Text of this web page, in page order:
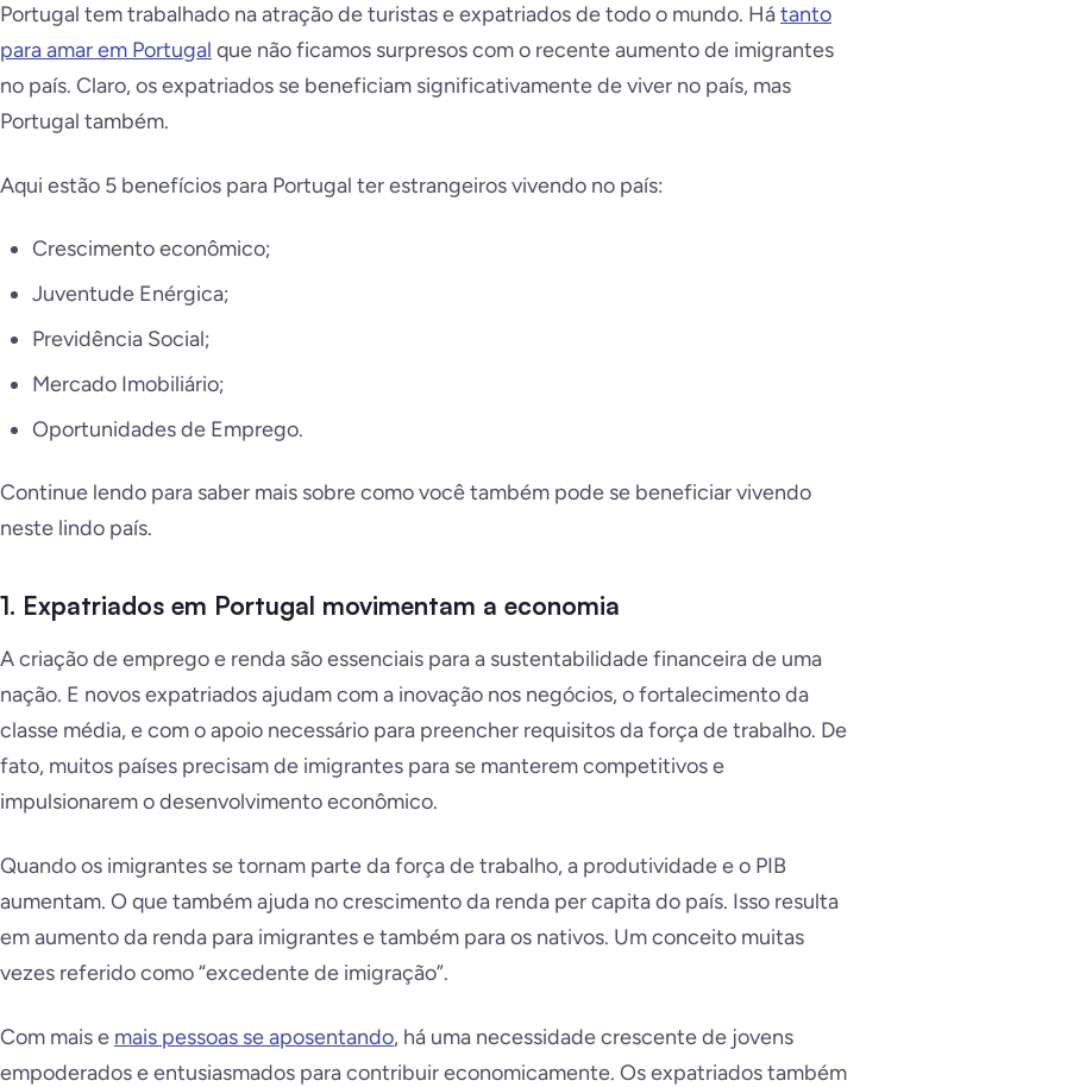
Portugal tem trabalhado na atração de turistas e expatriados de todo o mundo. Hátanto
para amar em Portugal que não ficamos surpresos com o recente aumento de imigrantes
no país. Claro, os expatriados se beneficiam significativamente de viver no país, mas
Portugal também.
Aqui estão 5 benefícios para Portugal ter estrangeiros vivendo no país:
Crescimento econômico;
Juventude Enérgica;
Previdência Social;
Mercado Imobiliário;
Oportunidades de Emprego.
Continue lendo para saber mais sobre como você também pode se beneficiar vivendo
neste lindo país.
1. Expatriados em Portugal movimentam a economia
A criação de emprego e renda são essenciais para a sustentabilidade financeira de uma
nação. E novos expatriados ajudam com a inovação nos negócios, o fortalecimento da
classe média, e com o apoio necessário para preencher requisitos da força de trabalho. De
fato, muitos países precisam de imigrantes para se manterem competitivos e
impulsionarem o desenvolvimento econômico.
Quando os imigrantes se tornam parte da força de trabalho, a produtividade e o PIB
aumentam. O que também ajuda no crescimento da renda per capita do país. Isso resulta
em aumento da renda para imigrantes e também para os nativos. Um conceito muitas
vezes referido como “excedente de imigração”.
Com mais e mais pessoas se aposentando, há uma necessidade crescente de jovens
empoderados e entusiasmados para contribuir economicamente. Os expatriados também